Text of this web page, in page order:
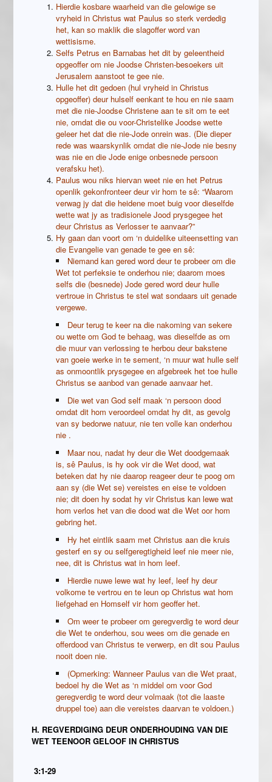
Hierdie kosbare waarheid van die gelowige se
vryheid in Christus wat Paulus so sterk verdedig
het, kan so maklik die slagoffer word van
wettisisme.
Selfs Petrus en Barnabas het dit by geleentheid
opgeoffer om nie Joodse Christen-besoekers uit
Jerusalem aanstoot te gee nie.
Hulle het dit gedoen (hul vryheid in Christus
opgeoffer) deur hulself eenkant te hou en nie saam
met die nie-Joodse Christene aan te sit om te eet
nie, omdat die ou voor-Christelike Joodse wette
geleer het dat die nie-Jode onrein was. (Die dieper
rede was waarskynlik omdat die nie-Jode nie besny
was nie en die Jode enige onbesnede persoon
verafsku het).
Paulus wou niks hiervan weet nie en het Petrus
openlik gekonfronteer deur vir hom te sê: “Waarom
verwag jy dat die heidene moet buig voor dieselfde
wette wat jy as tradisionele Jood prysgegee het
deur Christus as Verlosser te aanvaar?”
Hy gaan dan voort om ‘n duidelike uiteensetting van
die Evangelie van genade te gee en sê:
Niemand kan gered word deur te probeer om die
Wet tot perfeksie te onderhou nie; daarom moes
selfs die (besnede) Jode gered word deur hulle
vertroue in Christus te stel wat sondaars uit genade
vergewe.
Deur terug te keer na die nakoming van sekere
ou wette om God te behaag, was dieselfde as om
die muur van verlossing te herbou deur bakstene
van goeie werke in te sement, ‘n muur wat hulle self
as onmoontlik prysgegee en afgebreek het toe hulle
Christus se aanbod van genade aanvaar het.
Die wet van God self maak ‘n persoon dood
omdat dit hom veroordeel omdat hy dit, as gevolg
van sy bedorwe natuur, nie ten volle kan onderhou
nie .
Maar nou, nadat hy deur die Wet doodgemaak
is, sê Paulus, is hy ook vir die Wet dood, wat
beteken dat hy nie daarop reageer deur te poog om
aan sy (die Wet se) vereistes en eise te voldoen
nie; dit doen hy sodat hy vir Christus kan lewe wat
hom verlos het van die dood wat die Wet oor hom
gebring het.
Hy het eintlik saam met Christus aan die kruis
gesterf en sy ou selfgeregtigheid leef nie meer nie,
nee, dit is Christus wat in hom leef.
Hierdie nuwe lewe wat hy leef, leef hy deur
volkome te vertrou en te leun op Christus wat hom
liefgehad en Homself vir hom geoffer het.
Om weer te probeer om geregverdig te word deur
die Wet te onderhou, sou wees om die genade en
offerdood van Christus te verwerp, en dit sou Paulus
nooit doen nie.
(Opmerking: Wanneer Paulus van die Wet praat,
bedoel hy die Wet as ‘n middel om voor God
geregverdig te word deur volmaak (tot die laaste
druppel toe) aan die vereistes daarvan te voldoen.)
H. REGVERDIGING DEUR ONDERHOUDING VAN DIE
WET TEENOOR GELOOF IN CHRISTUS
3:1-29